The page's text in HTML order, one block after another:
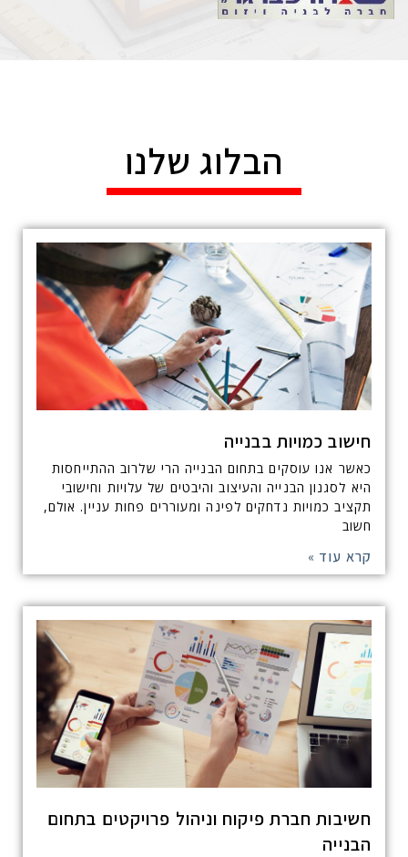
הבלוג שלנו
חישוב כמויות בבנייה
כאשר אנו עוסקים בתחום הבנייה הרי שלרוב ההתייחסות
היא לסגנון הבנייה והעיצוב והיבטים של עלויות וחישובי
תקציב כמויות נדחקים לפינה ומעוררים פחות עניין. אולם,
חשוב
קרא עוד »
חשיבות חברת פיקוח וניהול פרויקטים בתחום
הבנייה